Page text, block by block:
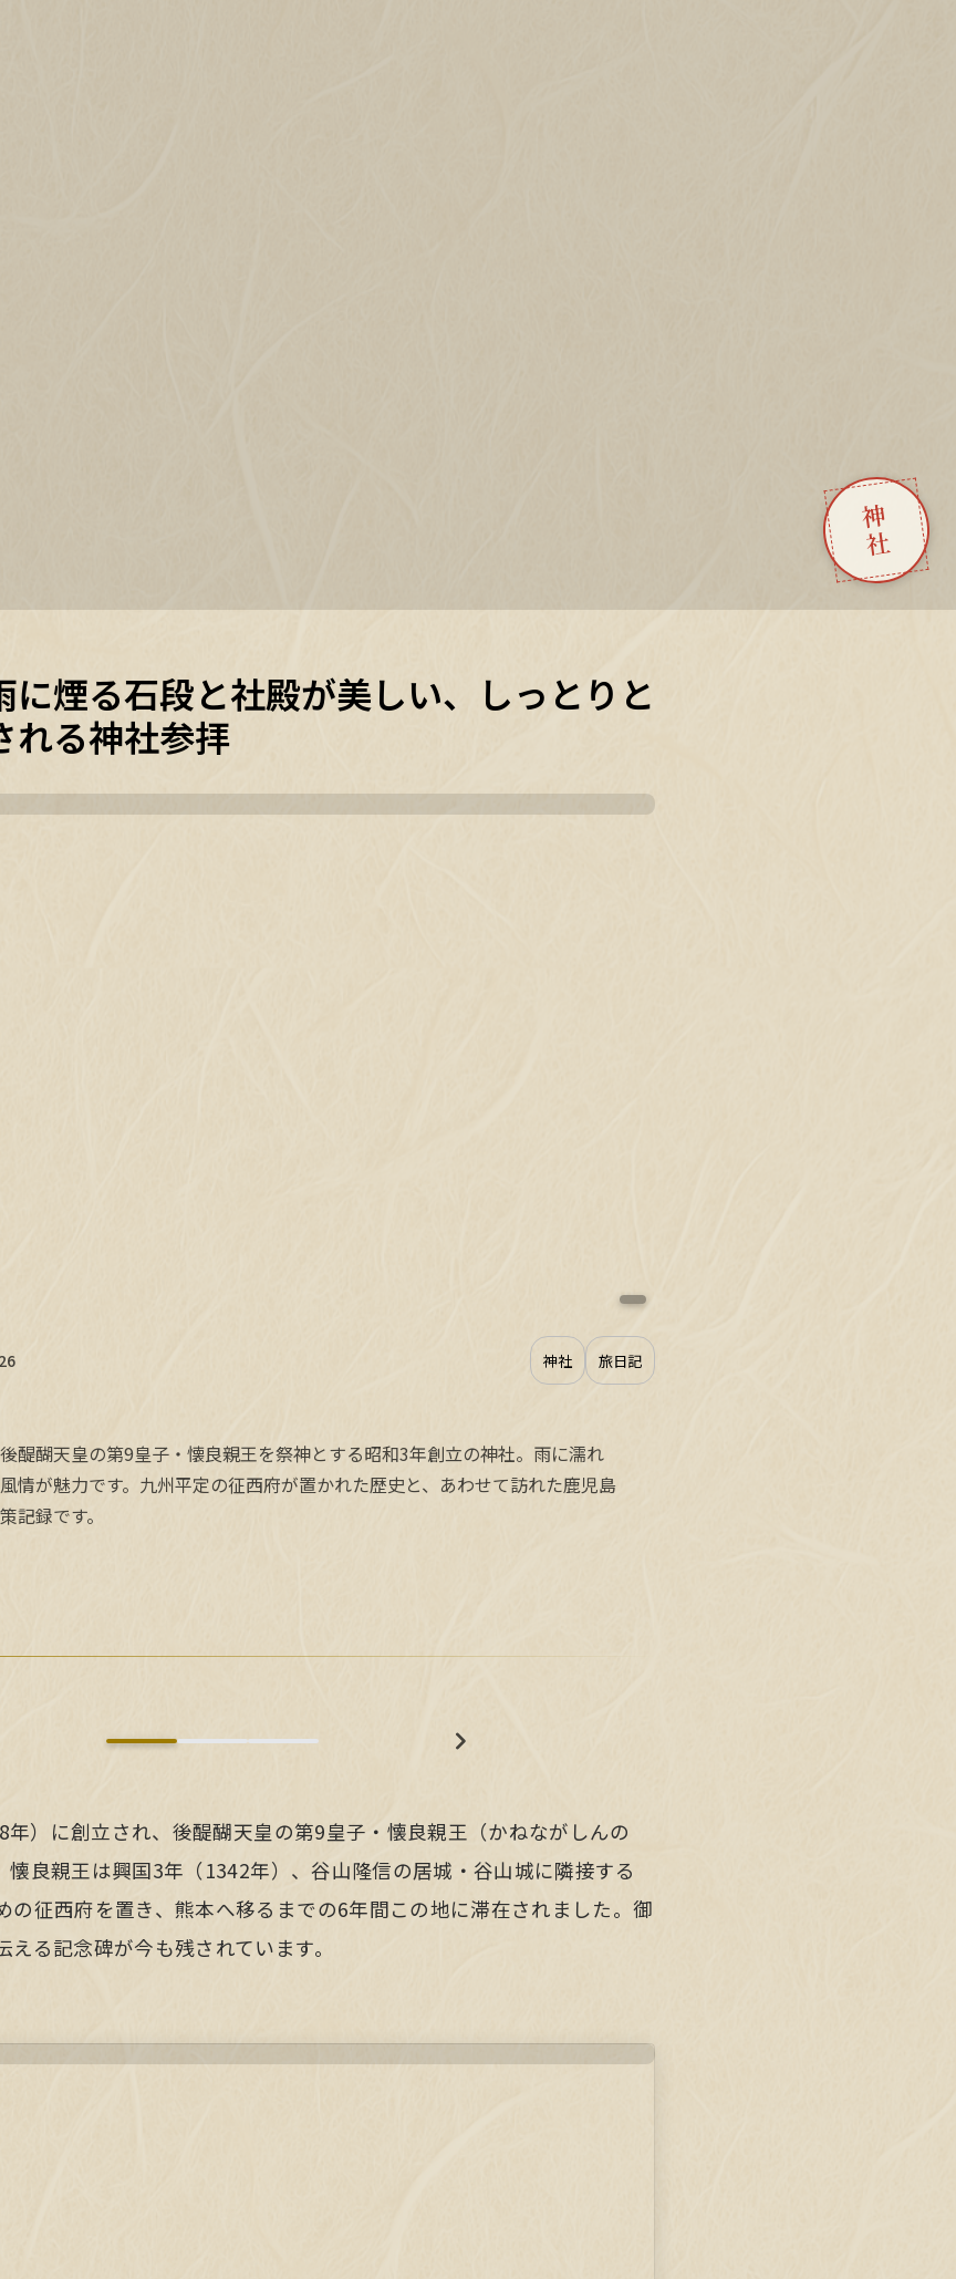
神社
に煙る石段と社殿が美しい、しっとりと
れる神社参拝
神社 旅日記
醍醐天皇の第9皇子・懐良親王を祭神とする昭和3年創立の神社。雨に濡れ
情が魅力です。九州平定の征西府が置かれた歴史と、あわせて訪れた鹿児島
記録です。
年）に創立され、後醍醐天皇の第9皇子・懐良親王（かねながしんの
懐良親王は興国3年（1342年）、谷山隆信の居城・谷山城に隣接する
の征西府を置き、熊本へ移るまでの6年間この地に滞在されました。御
る記念碑が今も残されています。